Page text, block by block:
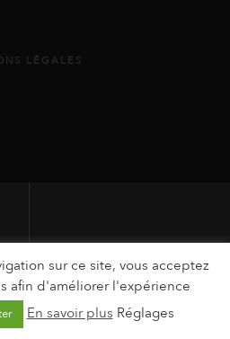
LÉGALES
sur ce site, vous acceptez
afin d'améliorer l'expérience
En savoir plus Réglages